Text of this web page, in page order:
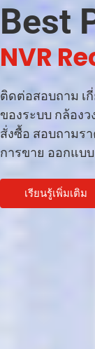
Best
|
ติดต่อสอบถาม เ
ของระบบ กล้องว
สั่งซื้อ สอบถามร
การขาย ออกแบ
เรียนรู้เพิ่มเติม